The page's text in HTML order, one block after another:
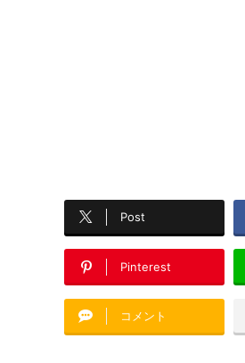
Post
Pinterest
コメント